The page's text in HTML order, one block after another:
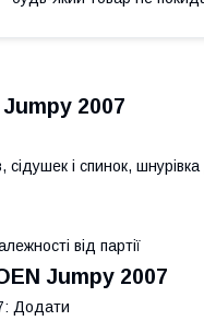
2007
сідушек і спинок,
від партії
Jumpy 2007
Додати